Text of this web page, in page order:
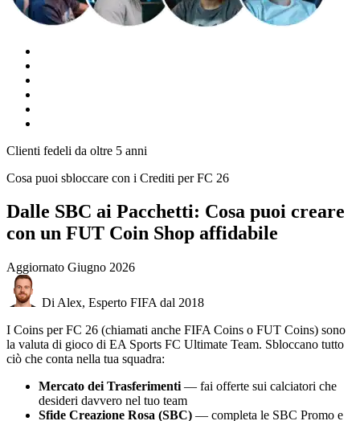
Clienti fedeli da oltre 5 anni
Cosa puoi sbloccare con i Crediti per FC 26
Dalle SBC ai Pacchetti: Cosa puoi creare
con un FUT Coin Shop affidabile
Aggiornato Giugno 2026
Di Alex, Esperto FIFA dal 2018
I Coins per FC 26 (chiamati anche FIFA Coins o FUT Coins) sono
la valuta di gioco di EA Sports FC Ultimate Team. Sbloccano tutto
ciò che conta nella tua squadra:
Mercato dei Trasferimenti — fai offerte sui calciatori che
desideri davvero nel tuo team
Sfide Creazione Rosa (SBC) — completa le SBC Promo e